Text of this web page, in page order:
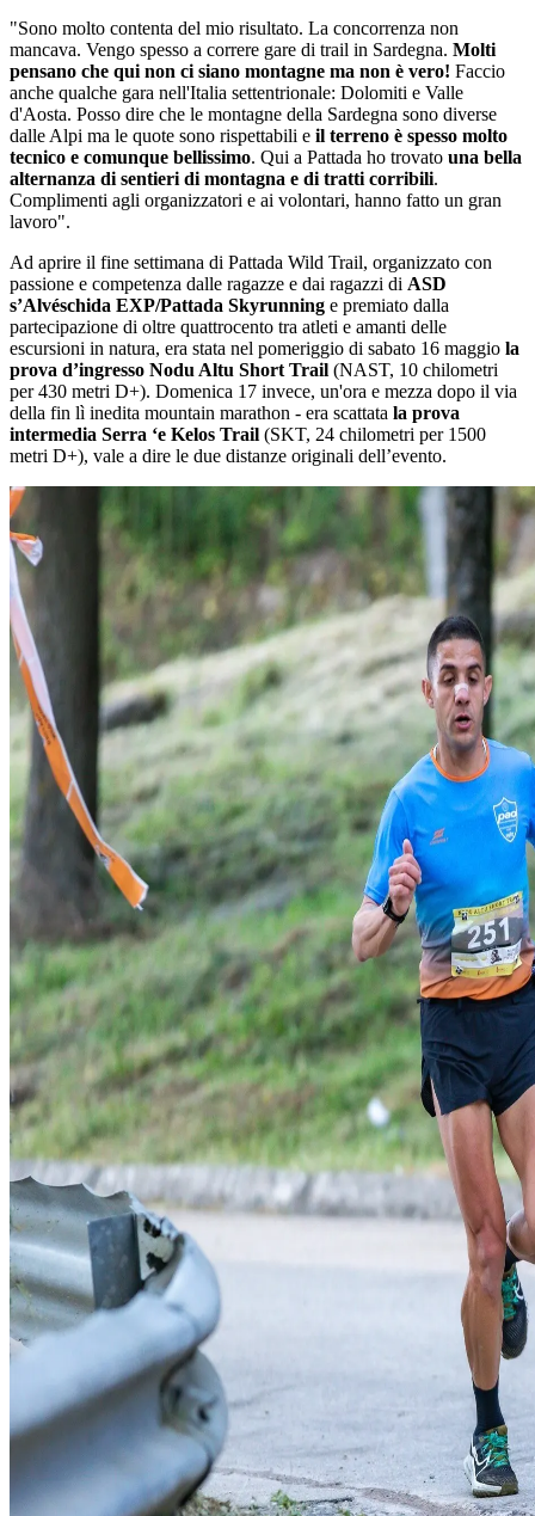
"Sono molto contenta del mio risultato. La concorrenza non
mancava. Vengo spesso a correre gare di trail in Sardegna. Molti
pensano che qui non ci siano montagne ma non è vero! Faccio
anche qualche gara nell'Italia settentrionale: Dolomiti e Valle
d'Aosta. Posso dire che le montagne della Sardegna sono diverse
dalle Alpi ma le quote sono rispettabili e il terreno è spesso molto
tecnico e comunque bellissimo. Qui a Pattada ho trovato una bella
alternanza di sentieri di montagna e di tratti corribili.
Complimenti agli organizzatori e ai volontari, hanno fatto un gran
lavoro".
Ad aprire il fine settimana di Pattada Wild Trail, organizzato con
passione e competenza dalle ragazze e dai ragazzi di ASD
s’Alvéschida EXP/Pattada Skyrunning e premiato dalla
partecipazione di oltre quattrocento tra atleti e amanti delle
escursioni in natura, era stata nel pomeriggio di sabato 16 maggio la
prova d’ingresso Nodu Altu Short Trail (NAST, 10 chilometri
per 430 metri D+). Domenica 17 invece, un'ora e mezza dopo il via
della fin lì inedita mountain marathon - era scattata la prova
intermedia Serra ‘e Kelos Trail (SKT, 24 chilometri per 1500
metri D+), vale a dire le due distanze originali dell’evento.